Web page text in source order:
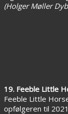
(Holger Møller
19. Feeble Little
Feeble Little
opfølgeren til